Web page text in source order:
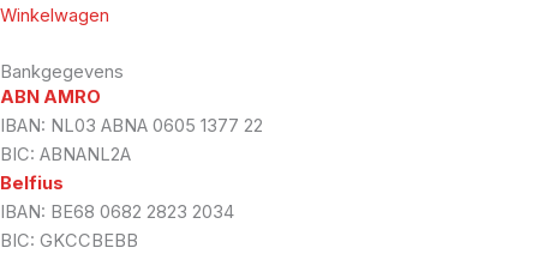
Winkelwagen
Bankgegevens
ABN AMRO
IBAN: NL03 ABNA 0605 1377 22
BIC: ABNANL2A
Belfius
IBAN: BE68 0682 2823 2034
BIC: GKCCBEBB